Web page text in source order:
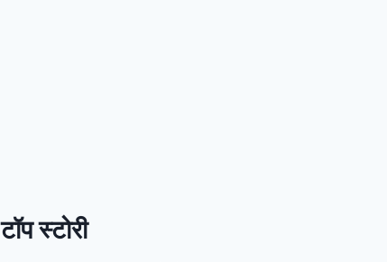
टॉप स्टोरी